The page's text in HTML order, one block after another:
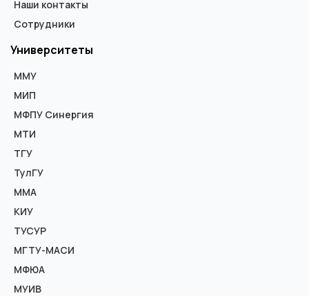
Наши контакты
Сотрудники
Университеты
ММУ
МИП
МФПУ Синергия
МТИ
ТГУ
ТулГУ
ММА
КИУ
ТУСУР
МГТУ-МАСИ
МФЮА
МУИВ